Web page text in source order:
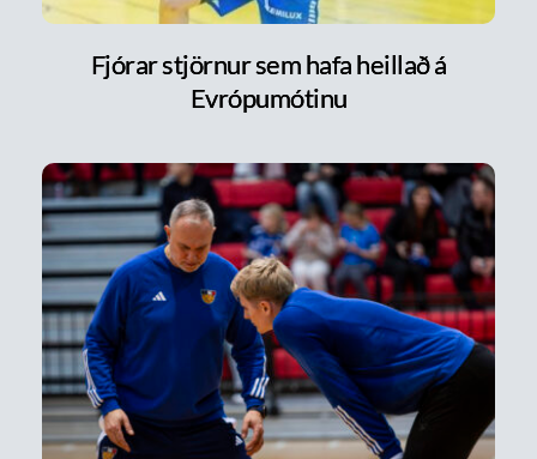
Fjórar stjörnur sem hafa heillað á
Evrópumótinu